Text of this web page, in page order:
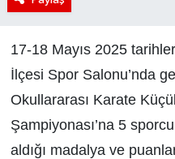
17-18 Mayıs 2025
İlçesi Spor Salonu’nda
Okullararası Karate
Şampiyonası’na 5
aldığı madalya ve